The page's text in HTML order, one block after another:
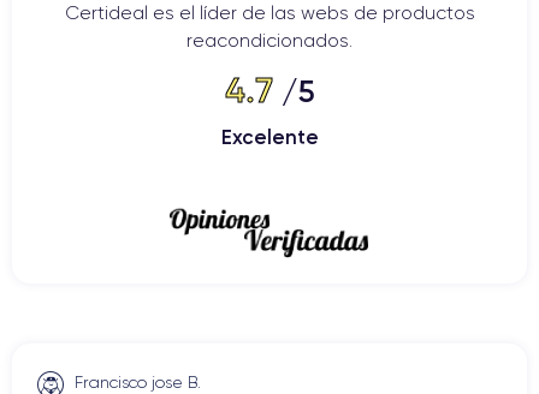
Certideal es el líder de las webs de productos
reacondicionados.
4.7/5
Excelente
Francisco jose B.